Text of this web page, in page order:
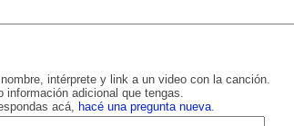
intérprete y link a un video con la canción.
adicional que tengas.
acá, hacé una pregunta nueva.